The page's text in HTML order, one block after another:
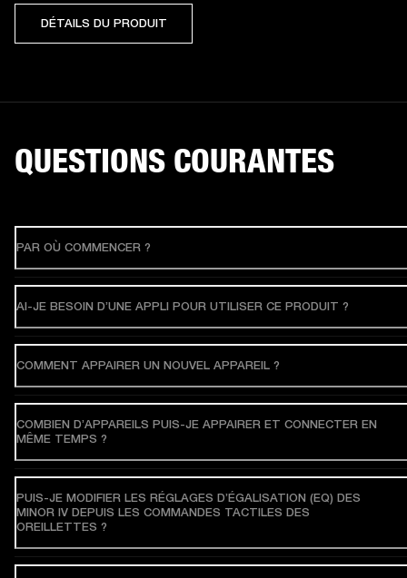
DÉTAILS DU PRODUIT
QUESTIONS COURANTES
PAR OÙ COMMENCER ?
AI-JE BESOIN D’UNE APPLI POUR UTILISER CE PRODUIT ?
COMMENT APPAIRER UN NOUVEL APPAREIL ?
COMBIEN D’APPAREILS PUIS-JE APPAIRER ET CONNECTER EN
MÊME TEMPS ?
PUIS-JE MODIFIER LES RÉGLAGES D’ÉGALISATION (EQ) DES
MINOR IV DEPUIS LES COMMANDES TACTILES DES
OREILLETTES ?